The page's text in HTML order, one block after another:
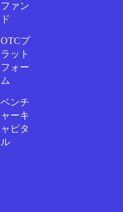
ファン
ド
OTCプ
ラット
フォー
ム
ベンチ
ャーキ
ャピタ
ル